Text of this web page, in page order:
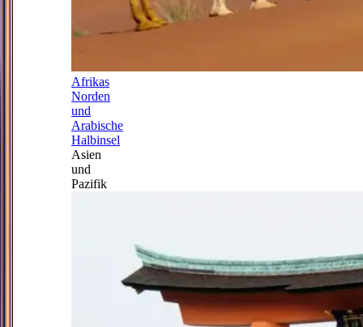
Afrikas
Norden
und
Arabische
Halbinsel
Asien
und
Pazifik